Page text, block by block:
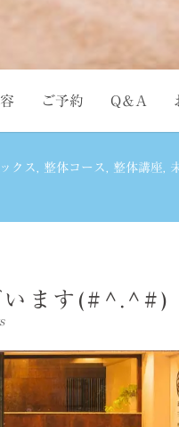
ご予約 Q＆A
クス 整体コース 整体講座
います(#^.^#)